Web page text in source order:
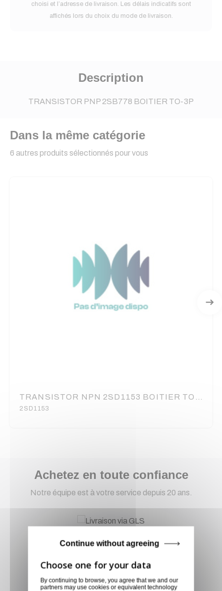
choisi et l’adresse de livraison. Les délais indicatifs sont
affichés lors du choix du mode de livraison.
Description
TRANSISTOR PNP 2SB778 BOITIER TO-3P
Dans la même catégorie
6 autres produits sélectionnés pour vous
2SD1153
Achetez en toute confiance
Notre équipe est à votre service depuis 20 ans.
directement en magasin ou
dans les points relais de notre
By continuing to browse, you agree that we and our
partners may use cookies or equivalent technology
Continue without agreeing